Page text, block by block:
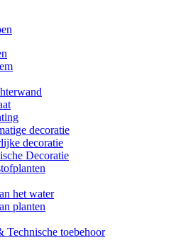
decoratie
decoratie
Decoratie
het water
planten
Technische toebehoor